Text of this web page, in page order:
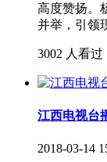
高度赞扬。
并举，引领
3002 人看过
江西电视台
2018-03-14